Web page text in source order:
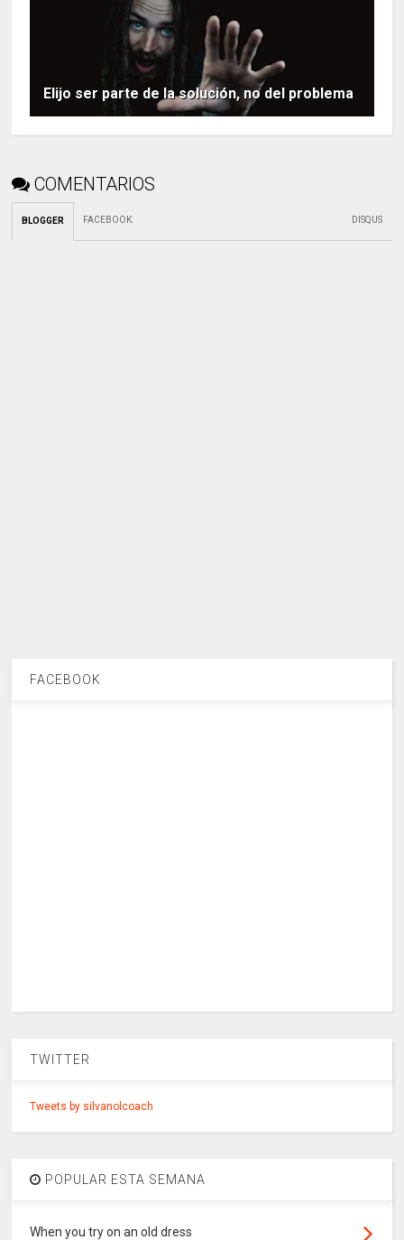
Elijo ser parte de la solución, no del problema
COMENTARIOS
BLOGGER FACEBOOK: DISQUS
FACEBOOK
TWITTER
Tweets by silvanolcoach
POPULAR ESTA SEMANA
When you try on an old dress